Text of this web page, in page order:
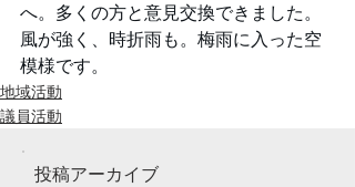
へ。多くの方と意見交換できました。
風が強く、時折雨も。梅雨に入った空
模様です。
地域活動
議員活動
投稿アーカイブ